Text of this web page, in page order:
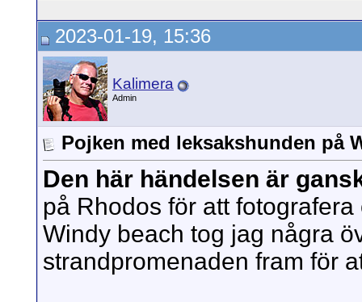
2023-01-19, 15:36
Kalimera
Admin
Pojken med leksakshunden på
Den här händelsen är
på Rhodos för att
Windy beach tog jag några
strandpromenaden fram för